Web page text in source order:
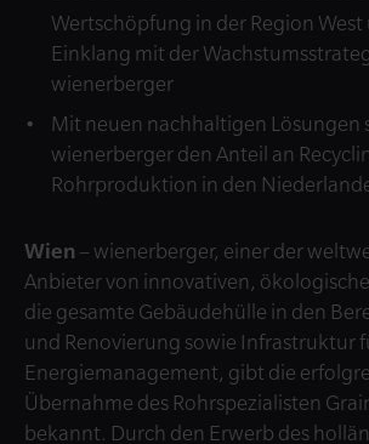
Wertschöpfung in der Region West
Einklang mit der
wienerberger
Mit neuen nachhaltigen Lösungen
wienerberger den Anteil an
Rohrproduktion in den
Wien – wienerberger, einer der
Anbieter von innovativen,
die gesamte Gebäudehülle in den
und Renovierung sowie Infrastruktur
Energiemanagement, gibt die
Übernahme des Rohrspezialisten
bekannt. Durch den Erwerb des